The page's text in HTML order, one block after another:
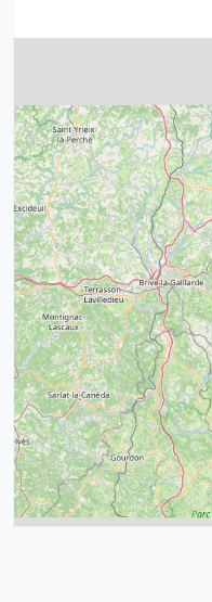
14
32
52
43